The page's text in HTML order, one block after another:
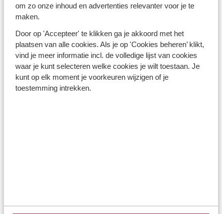
om zo onze inhoud en advertenties relevanter voor je te
maken.
Door op 'Accepteer' te klikken ga je akkoord met het
plaatsen van alle cookies. Als je op 'Cookies beheren’ klikt,
vind je meer informatie incl. de volledige lijst van cookies
waar je kunt selecteren welke cookies je wilt toestaan. Je
kunt op elk moment je voorkeuren wijzigen of je
toestemming intrekken.